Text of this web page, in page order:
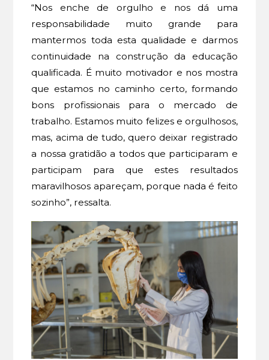
“Nos enche de orgulho e nos dá uma
responsabilidade muito grande para
mantermos toda esta qualidade e darmos
continuidade na construção da educação
qualificada. É muito motivador e nos mostra
que estamos no caminho certo, formando
bons profissionais para o mercado de
trabalho. Estamos muito felizes e orgulhosos,
mas, acima de tudo, quero deixar registrado
a nossa gratidão a todos que participaram e
participam para que estes resultados
maravilhosos apareçam, porque nada é feito
sozinho”, ressalta.